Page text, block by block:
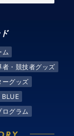
ム
者・競技者グッズ
ーグッズ
ログラム